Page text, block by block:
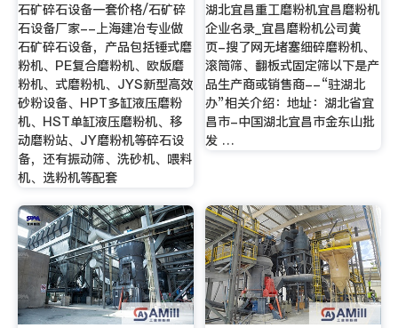
石矿碎石设备一套价格/石矿碎
石设备厂家--上海建冶专业做
石矿碎石设备，产品包括锤式磨
粉机、PE复合磨粉机、欧版磨
粉机、式磨粉机、JYS新型高效
砂粉设备、HPT多缸液压磨粉
机、HST单缸液压磨粉机、移
动磨粉站、JY磨粉机等碎石设
备，还有振动筛、洗砂机、喂料
机、选粉机等配套
湖北宜昌重工磨粉机宜昌磨粉机
企业名录_宜昌磨粉机公司黄
页-搜了网无堵塞细碎磨粉机、
滚筒筛、翻板式固定筛以下是产
品生产商或销售商--“驻湖北
办”相关介绍：地址：湖北省宜
昌市-中国湖北宜昌市金东山批
发 …